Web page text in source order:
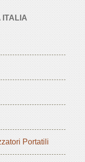
ITALIA
Portatili